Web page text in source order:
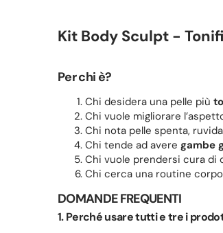
Kit Body Sculpt -
Per chi è?
Chi desidera una pelle più
Chi vuole migliorare
Chi nota pelle spenta,
Chi tende ad avere gambe
Chi vuole prendersi cura di
Chi cerca una routine
DOMANDE FREQUENTI
1. Perché usare tutti e tre i